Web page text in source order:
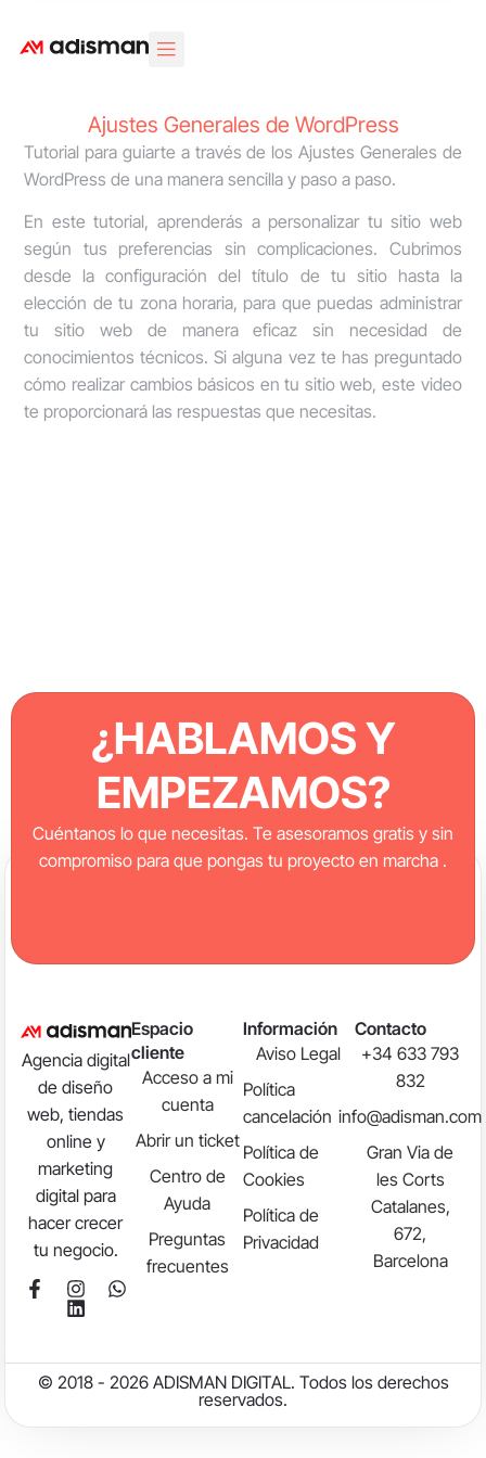
Ajustes Generales de WordPress
Tutorial para guiarte a través de los Ajustes Generales de
WordPress de una manera sencilla y paso a paso.
En este tutorial, aprenderás a personalizar tu sitio web
según tus preferencias sin complicaciones. Cubrimos
desde la configuración del título de tu sitio hasta la
elección de tu zona horaria, para que puedas administrar
tu sitio web de manera eficaz sin necesidad de
conocimientos técnicos. Si alguna vez te has preguntado
cómo realizar cambios básicos en tu sitio web, este video
te proporcionará las respuestas que necesitas.
¿HABLAMOS Y
EMPEZAMOS?
Cuéntanos lo que necesitas. Te asesoramos gratis y sin
compromiso para que pongas tu proyecto en marcha .
Agencia digital
de diseño
web, tiendas
online y
marketing
digital para
hacer crecer
tu negocio.
Espacio
cliente
Acceso a mi
cuenta
Abrir un ticket
Centro de
Ayuda
Preguntas
frecuentes
Información
Aviso Legal
Política
cancelación
Política de
Cookies
Política de
Privacidad
Contacto
+34 633 793
832
info@adisman.com
Gran Via de
les Corts
Catalanes,
672,
Barcelona
© 2018 - 2026 ADISMAN DIGITAL. Todos los derechos
reservados.